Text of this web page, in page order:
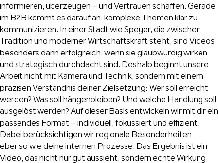
informieren, überzeugen – und Vertrauen schaffen. Gerade
im B2B kommt es darauf an, komplexe Themen klar zu
kommunizieren. In einer Stadt wie Speyer, die zwischen
Tradition und moderner Wirtschaftskraft steht, sind Videos
besonders dann erfolgreich, wenn sie glaubwürdig wirken
und strategisch durchdacht sind. Deshalb beginnt unsere
Arbeit nicht mit Kamera und Technik, sondern mit einem
präzisen Verständnis deiner Zielsetzung: Wer soll erreicht
werden? Was soll hängenbleiben? Und welche Handlung soll
ausgelöst werden? Auf dieser Basis entwickeln wir mit dir ein
passendes Format – individuell, fokussiert und effizient.
Dabei berücksichtigen wir regionale Besonderheiten
ebenso wie deine internen Prozesse. Das Ergebnis ist ein
Video, das nicht nur gut aussieht, sondern echte Wirkung